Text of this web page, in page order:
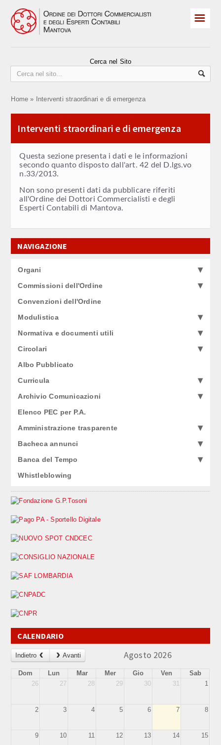
Praticanti
ELEZIONI 2026
Revisori
OCC sovraindebitamento
CPO Comitato Pari Opportunità
Contatti
☰
Cerca nel Sito
Home » Interventi straordinari e di emergenza
Interventi straordinari e di emergenza
Questa sezione presenta i dati e le informazioni
secondo quanto disposto dall'art. 42 del D.lgs.vo
n.33/2013.
Non sono presenti dati da pubblicare riferiti
all'Ordine dei Dottori Commercialisti e degli
Esperti Contabili di Mantova.
NAVIGAZIONE
Organi
Commissioni dell'Ordine
Convenzioni dell'Ordine
Modulistica
Normativa e documenti utili
Circolari
Albo Pubblicato
Curricula
Archivio Comunicazioni
Elenco PEC per P.A.
Amministrazione trasparente
Bacheca annunci
Banca del Tempo
Whistleblowing
CALENDARIO
Indietro Avanti Agosto 2026
Dom Lun Mar Mer Gio Ven
Sab
26
27 28 29 30 31 1
2 3 4 5 6 7 8
9 10 11 12 13 14 15